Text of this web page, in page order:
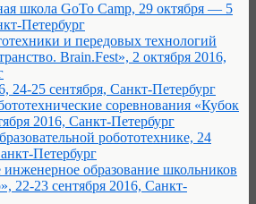
школа GoTo Camp, 29 октября — 5
Петербург
и передовых технологий
Brain.Fest», 2 октября 2016,
24-25 сентября, Санкт-Петербург
соревнования «Кубок
2016, Санкт-Петербург
робототехнике, 24
Петербург
образование школьников
22-23 сентября 2016, Санкт-